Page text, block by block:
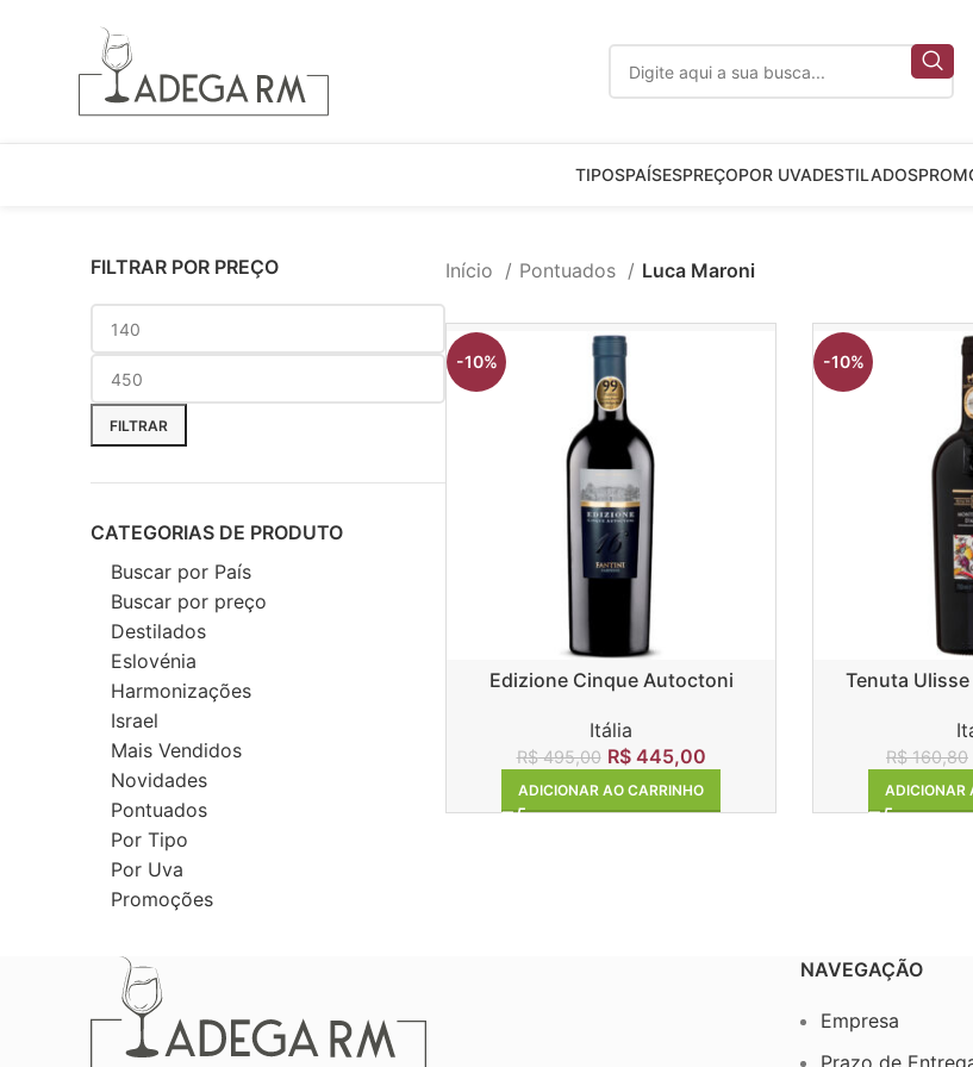
TIPOSPAÍSESPREÇOPOR UVADESTILADOS
FILTRAR POR PREÇO
FILTRAR
CATEGORIAS DE PRODUTO
Buscar por País
Buscar por preço
Destilados
Eslovénia
Harmonizações
Israel
Mais Vendidos
Novidades
Pontuados
Por Tipo
Por Uva
Promoções
Início Pontuados Luca Maroni
-10%
Edizione Cinque Autoctoni
Itália
R$495,00 R$445,00
ADICIONAR AO CARRINHO
-10%
Tenuta
R$160,80
ADICIONAR
NAVEGAÇÃO
Empresa
Prazo de